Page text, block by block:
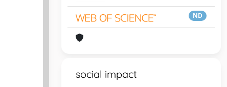
ND
social impact